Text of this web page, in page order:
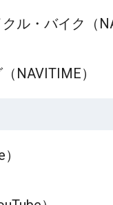
ル・バイク（
NAVITIME）